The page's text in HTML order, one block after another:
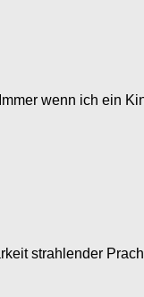
wenn ich ein
strahlender